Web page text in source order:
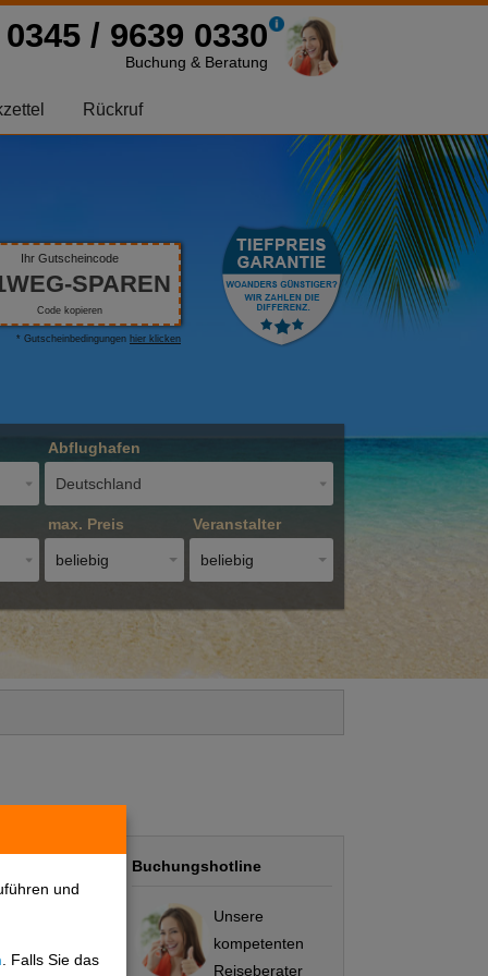
und
. Falls Sie das
0345 / 9639 0330
Buchung & Beratung
Rückruf
Ihr Gutscheincode
SPAREN
Code kopieren
* Gutscheinbedingungen hier klicken
Abflughafen
Deutschland
max. Preis
beliebig
Veranstalter
beliebig
Buchungshotline
Unsere
kompetenten
Reiseberater
Preis/Leistung